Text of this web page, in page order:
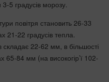
5 градусів морозу.
повітря становить 26-33
21-22 градусів тепла.
складає 22-62 мм, в більшості
65-84 мм (на високогір’ї 102-